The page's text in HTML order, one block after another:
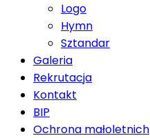
Logo
Hymn
Sztandar
Galeria
Rekrutacja
Kontakt
BIP
Ochrona małoletnich